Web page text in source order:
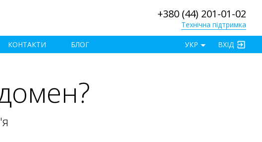
+380 (44) 201-01-02
Технічна підтримка
КОНТАКТИ БЛОГ ВХІД
УКР